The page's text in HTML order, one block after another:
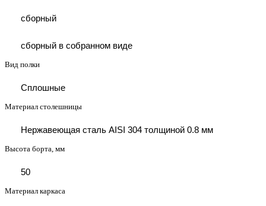
сборный
сборный в собранном виде
Вид полки
Сплошные
Материал столешницы
Нержавеющая сталь AISI 304 толщиной 0.8 мм
Высота борта, мм
50
Материал каркаса